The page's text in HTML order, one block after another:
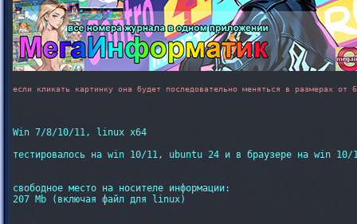
если кликать картинку она будет последовательно меняться в размерах от
Win 7/8/10/11, linux x64
тестировалось на win 10/11, ubuntu 24 и в браузере на win 10/
свободное место на носителе информации:
207 Mb (включая файл для linux)